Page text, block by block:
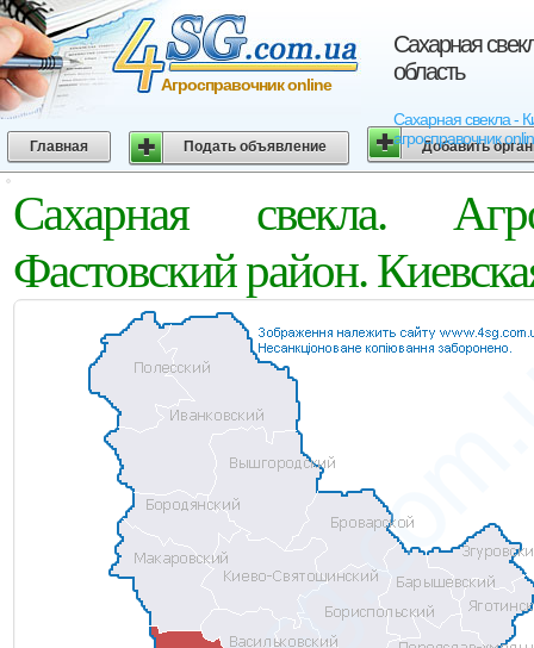
Сахарная
область
Сахарная свекла -
агросправочник
Агросправочник online
Главная Подать объявление Добавить
Сахарная свекла.
Фастовский район.